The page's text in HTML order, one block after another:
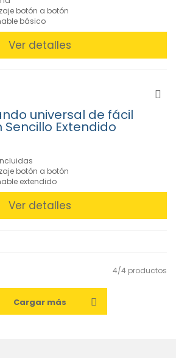
botón a botón
básico
Ver detalles
universal de fácil
Extendido
botón a botón
extendido
Ver detalles
4/4 productos
Cargar más